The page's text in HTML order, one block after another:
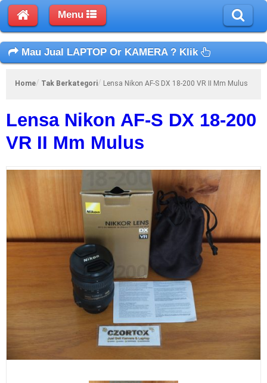
Menu
Mau Jual LAPTOP Or KAMERA ? Klik
Home Tak Berkategori Lensa Nikon AF-S DX 18-200 VR II Mm Mulus
Lensa Nikon AF-S DX 18-200
VR II Mm Mulus